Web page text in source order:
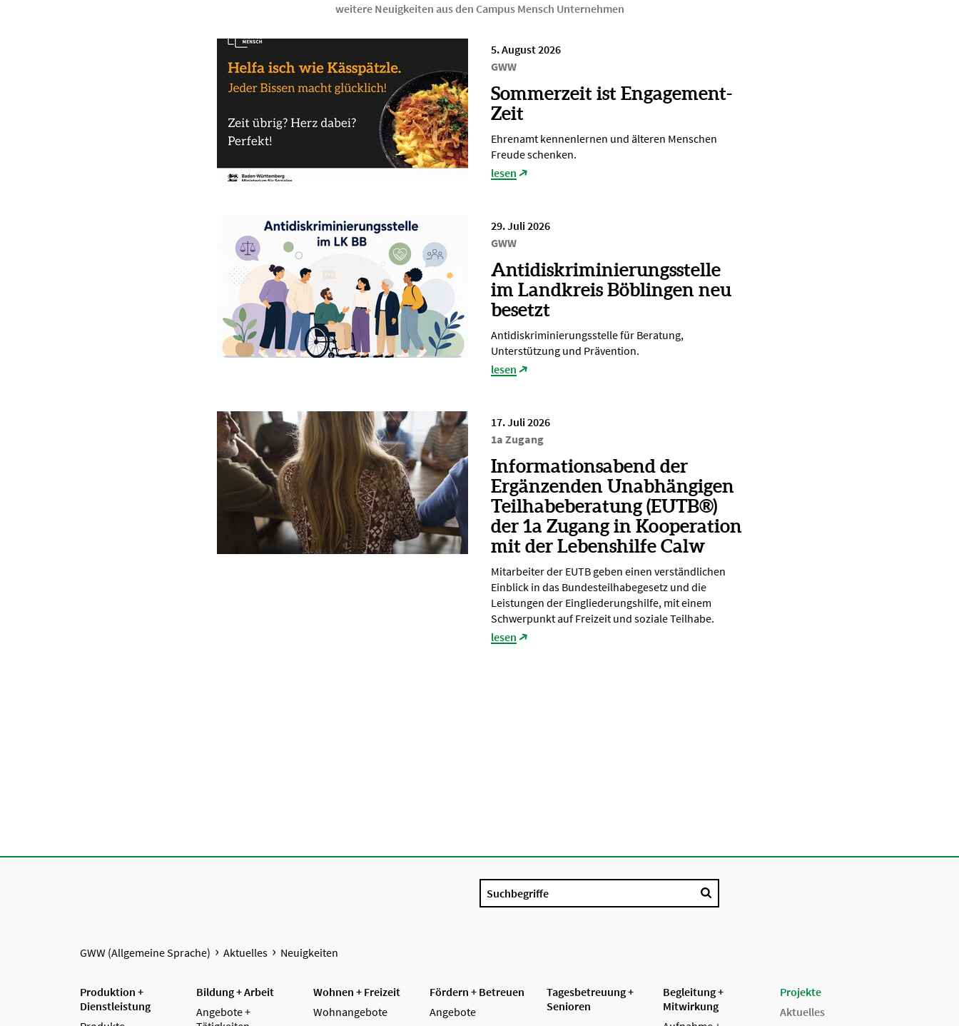
weitere Neuigkeiten aus den Campus Mensch Unternehmen
5. August 2026
GWW
Sommerzeit ist Engagement-
Zeit
Ehrenamt kennenlernen und älteren Menschen
Freude schenken.
lesen
29. Juli 2026
GWW
Antidiskriminierungsstelle
im Landkreis Böblingen neu
besetzt
Antidiskriminierungsstelle für Beratung,
Unterstützung und Prävention.
lesen
17. Juli 2026
1a Zugang
Informationsabend der
Ergänzenden Unabhängigen
Teilhabeberatung (EUTB®)
der 1a Zugang in Kooperation
mit der Lebenshilfe Calw
Mitarbeiter der EUTB geben einen verständlichen
Einblick in das Bundesteilhabegesetz und die
Leistungen der Eingliederungshilfe, mit einem
Schwerpunkt auf Freizeit und soziale Teilhabe.
lesen
Suchbegriffe
GWW (Allgemeine Sprache) Aktuelles Neuigkeiten
Produktion +
Dienstleistung
Bildung + Arbeit
Angebote +
Wohnen + Freizeit
Wohnangebote
Fördern + Betreuen
Angebote
Tagesbetreuung +
Senioren
Begleitung +
Mitwirkung
Projekte
Aktuelles